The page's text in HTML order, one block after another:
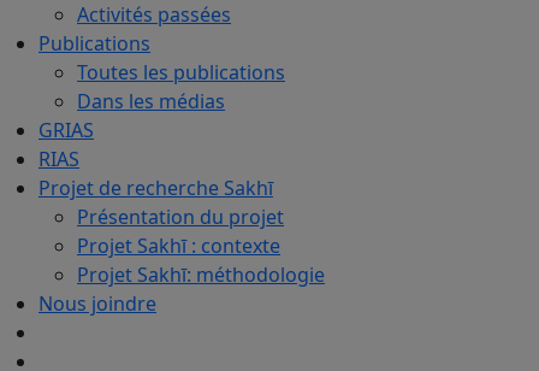
Activités passées
Publications
Toutes les publications
Dans les médias
GRIAS
RIAS
Projet de recherche Sakhī
Présentation du projet
Projet Sakhī : contexte
Projet Sakhī: méthodologie
Nous joindre